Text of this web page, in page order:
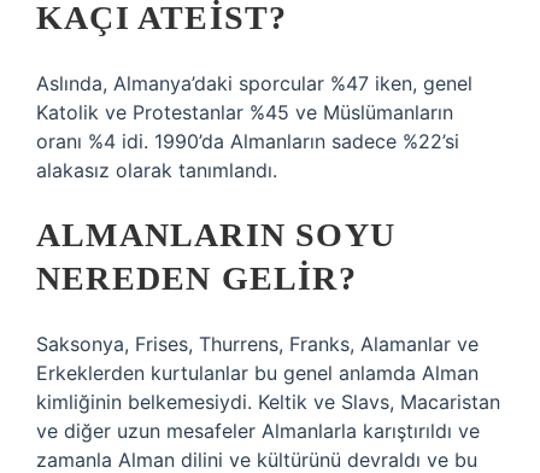
KAÇI ATEIST?
Aslında, Almanya’daki sporcular %47 iken, genel
Katolik ve Protestanlar %45 ve Müslümanların
oranı %4 idi. 1990’da Almanların sadece %22’si
alakasız olarak tanımlandı.
ALMANLARIN SOYU
NEREDEN GELIR?
Saksonya, Frises, Thurrens, Franks, Alamanlar ve
Erkeklerden kurtulanlar bu genel anlamda Alman
kimliğinin belkemesiydi. Keltik ve Slavs, Macaristan
ve diğer uzun mesafeler Almanlarla karıştırıldı ve
zamanla Alman dilini ve kültürünü devraldı ve bu